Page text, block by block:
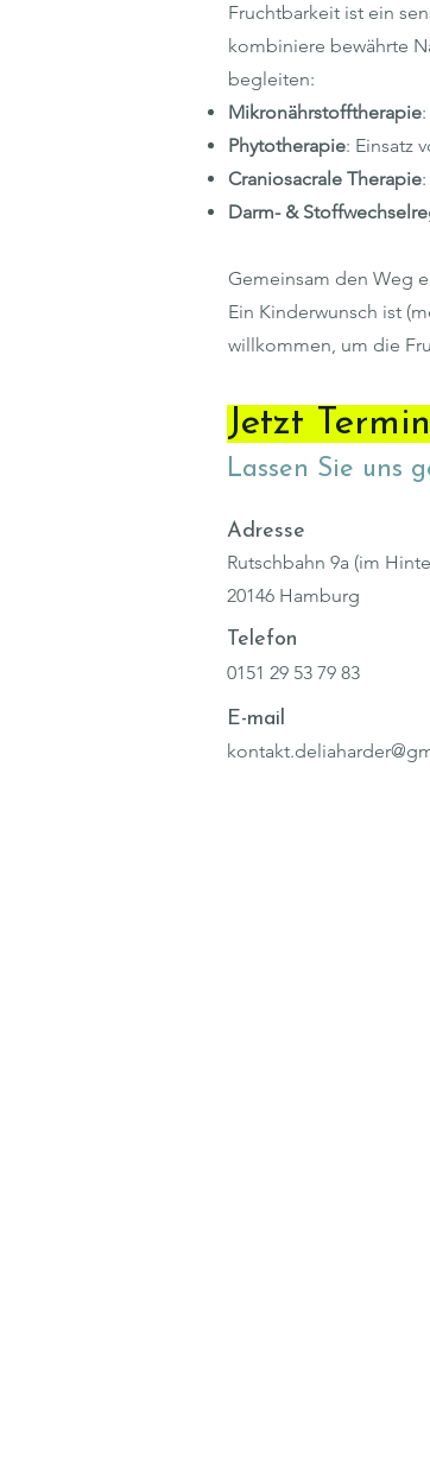
Fruchtbarkeit ist ein
kombiniere bewährte
begleiten:
Mikronährstofftherapie
Phytotherapie: Einsatz
Craniosacrale Therapie
Darm- &
Gemeinsam den Weg
Ein Kinderwunsch ist
willkommen, um die
Jetzt
Lassen Sie uns
Adresse
Rutschbahn 9a (im
20146 Hamburg
Telefon
0151 29 53 79 83
E-mail